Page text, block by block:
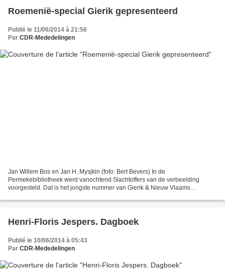
Roemenië-special Gierik gepresenteerd
Publié le 11/06/2014 à 21:56
Par CDR-Mededelingen
Jan Willem Bos en Jan H. Mysjkin (foto: Bert Bevers) In de
Permekebibliotheek werd vanochtend Slachtoffers van de verbeelding
voorgesteld. Dat is het jongste nummer van Gierik & Nieuw Vlaams
Henri-Floris Jespers. Dagboek
Publié le 10/06/2014 à 05:43
Par CDR-Mededelingen